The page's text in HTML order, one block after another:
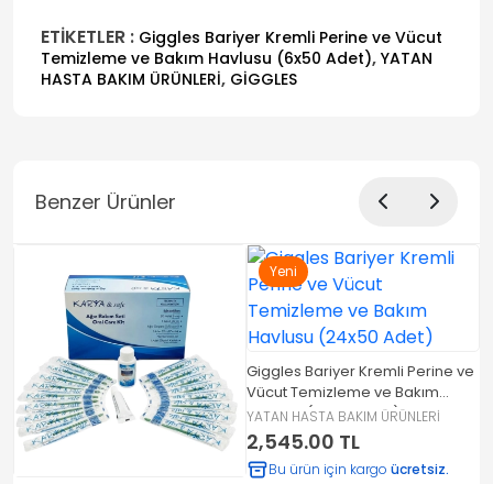
ETİKETLER : Giggles Bariyer Kremli Perine ve Vücut
Temizleme ve Bakım Havlusu (6x50 Adet), YATAN
HASTA BAKIM ÜRÜNLERİ, GİGGLES
Benzer Ürünler
Yeni
Giggles Bariyer Kremli Perine ve
Vücut Temizleme ve Bakım
Havlusu (24x50 Adet)
YATAN HASTA BAKIM ÜRÜNLERİ
2,545.00 TL
Bu ürün için kargo ücretsiz.